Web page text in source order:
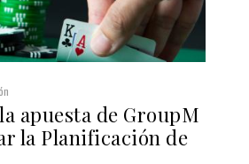
apuesta de GroupM
la Planificación de